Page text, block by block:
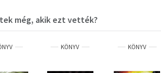
és viktimológiai, de pszichológiai, csillagászati,
vagy éppen geológiai szempontok is hangsúlyosan
Bokor Nándor, Filippov Gábor, Flach Richárd,
még, akik ezt vették?
KÖNYV KÖNYV